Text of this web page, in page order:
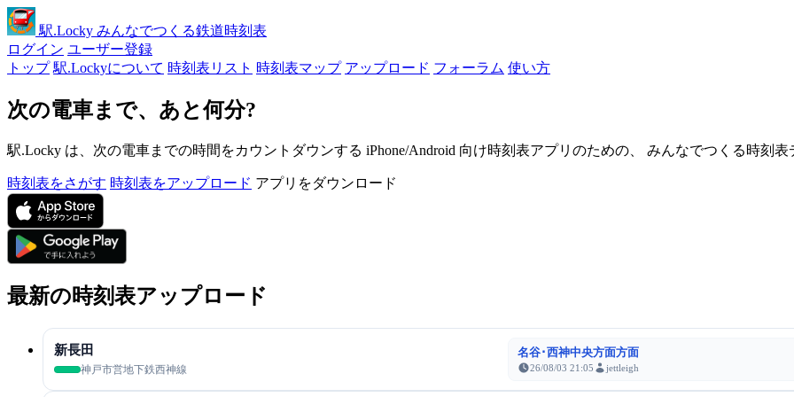
駅.Locky みんなでつくる鉄道時刻表
ログイン ユーザー登録
トップ 駅.Lockyについて 時刻表リスト 時刻表マップ アップロード フォーラム 使い方
次の電車まで、あと何分?
駅.Locky は、次の電車までの時間をカウントダウンする iPhone/Android 向け時刻表アプリのための、 みんなでつくる時刻表
時刻表をさがす 時刻表をアップロード アプリをダウンロード
最新の時刻表アップロード
新長田
神戸市営地下鉄西神線
名谷･西神中央方面方面
26/08/03 21:05 jettleigh